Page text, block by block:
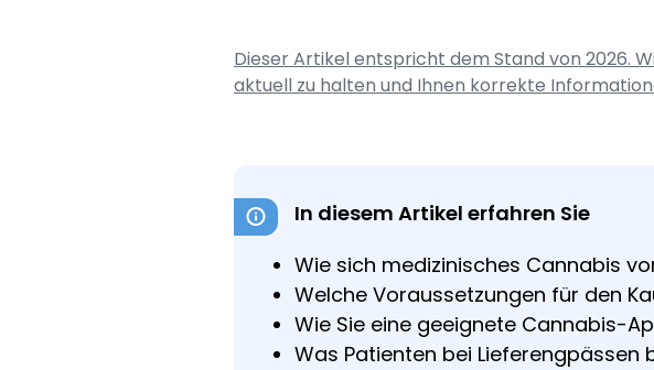
Dieser Artikel entspricht dem Stand von 2026.
aktuell zu halten und Ihnen korrekte
In diesem Artikel erfahren Sie
Wie sich medizinisches Cannabis
Welche Voraussetzungen für den
Wie Sie eine geeignete Cannabis-
Was Patienten bei Lieferengpässen